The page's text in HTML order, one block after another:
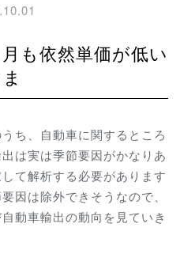
ち、自動車に関するところ
は実は季節要因がかなりあ
て解析する必要があります
因は除外できそうなので、
動車輸出の動向を見ていき